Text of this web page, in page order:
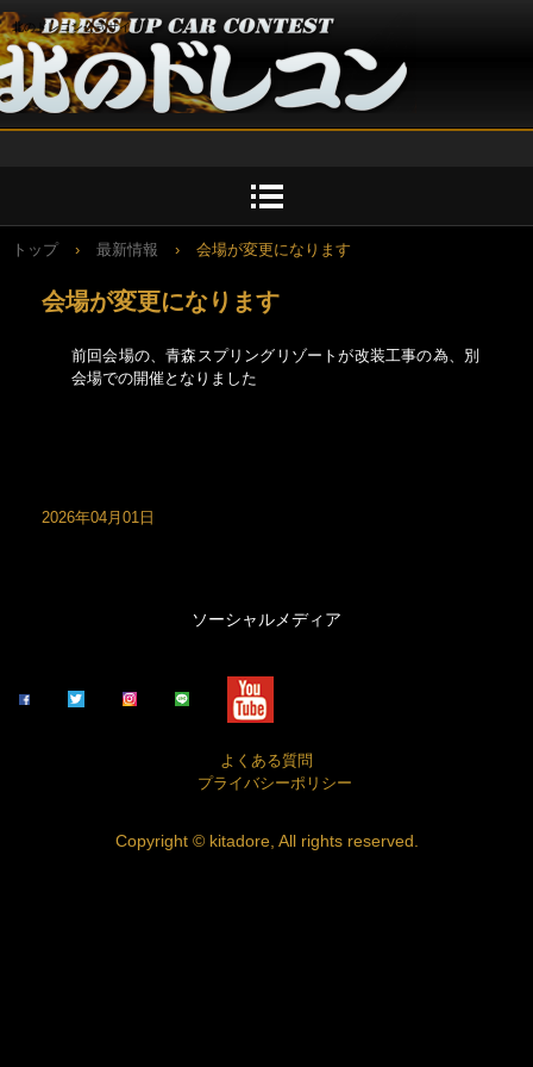
北のドレコン公式サイト
トップ › 最新情報 › 会場が変更になります
会場が変更になります
前回会場の、青森スプリングリゾートが改装工事の為、別
会場での開催となりました
2026年04月01日
ソーシャルメディア
よくある質問
プライバシーポリシー
Copyright © kitadore, All rights reserved.